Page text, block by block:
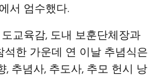
서 엄수했다.
교육감, 도내 보훈단체장과
한 가운데 연 이날 추념식은
, 추념사, 추도사, 추모 헌시 낭